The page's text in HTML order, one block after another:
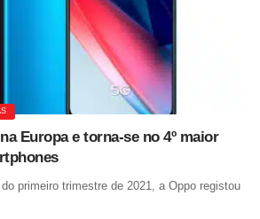
Europa e torna-se no 4º maior
primeiro trimestre de 2021, a Oppo registou